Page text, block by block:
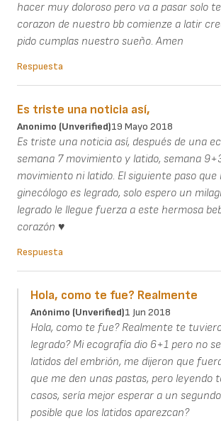
hacer muy doloroso pero va a pasar solo
corazon de nuestro bb comienze a latir
pido cumplas nuestro sueño. Amen
Respuesta
Es triste una noticia así,
Anonimo (unverified)19 Mayo 2018
Es triste una noticia así, después de una
semana 7 movimiento y latido, semana
movimiento ni latido. El siguiente paso que
ginecólogo es legrado, solo espero un
legrado le llegue fuerza a este hermosa
corazón ♥
Respuesta
Hola, como te fue? Realmente
Anónimo (unverified)1 Jun 2018
Hola, como te fue? Realmente te
legrado? Mi ecografía dio 6+1 pero no
latidos del embrión, me dijeron que
que me den unas pastas, pero leyendo
casos, sería mejor esperar a un
posible que los latidos aparezcan?